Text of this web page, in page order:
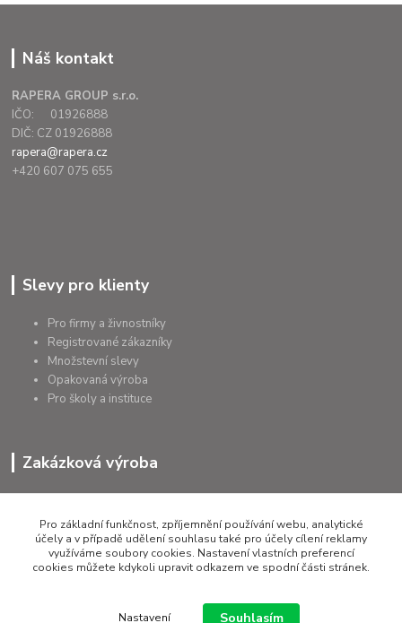
Náš kontakt
RAPERA GROUP s.r.o.
IČO: 01926888
DIČ: CZ 01926888
rapera@rapera.cz
+420 607 075 655
Slevy pro klienty
Pro firmy a živnostníky
Registrované zákazníky
Množstevní slevy
Opakovaná výroba
Pro školy a instituce
Zakázková výroba
Přířezy na míru
Tolerance dle požadavků
Atesty
Poradenství
Pro základní funkčnost, zpříjemnění používání webu, analytické
účely a v případě udělení souhlasu také pro účely cílení reklamy
využíváme soubory cookies. Nastavení vlastních preferencí
cookies můžete kdykoli upravit odkazem ve spodní části stránek.
Nastavení Souhlasím